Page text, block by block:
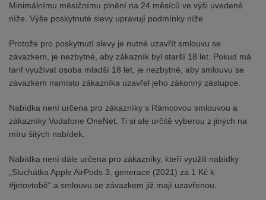
Minimálnímu měsíčnímu plnění na 24 měsíců ve výši uvedené
níže. Výše poskytnuté slevy upravují podmínky níže.
Protože pro poskytnutí slevy je nutné uzavřít smlouvu se
závazkem, je nezbytné, aby zákazník byl starší 18 let. Pokud má
tarif využívat osoba mladší 18 let, je nezbytné, aby smlouvu se
závazkem namísto zákazníka uzavřel jeho zákonný zástupce.
Nabídka není určena pro zákazníky s Rámcovou smlouvou a
zákazníky Vodafone OneNet. Ti si ale určitě vyberou z jiných na
míru šitých nabídek.
Nabídka není dále určena pro zákazníky, kteří využili nabídky
„Sluchátka Apple AirPods 3. generace (2021) za 1 Kč k
#jetovtobě“ a smlouvu se závazkem již mají uzavřenou.